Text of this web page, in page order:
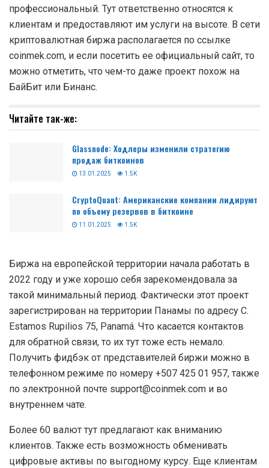
профессиональный. Тут ответственно относятся к
клиентам и предоставляют им услуги на высоте. В сети
криптовалютная биржа располагается по ссылке
coinmek.com, и если посетить ее официальный сайт, то
можно отметить, что чем-то даже проект похож на
БайБит или Бинанс.
Читайте так-же:
Glassnode: Ходлеры изменили стратегию
продаж биткоинов
13.01.2025 1.5K
CryptoQuant: Американские компании лидируют
по объему резервов в биткоине
11.01.2025 1.5K
Биржа на европейской территории начала работать в
2022 году и уже хорошо себя зарекомендовала за
такой минимальный период. Фактически этот проект
зарегистрирован на территории Панамы по адресу C.
Estamos Rupilios 75, Panamá. Что касается контактов
для обратной связи, то их тут тоже есть немало.
Получить фидбэк от представителей биржи можно в
телефонном режиме по номеру +507 425 01 957, также
по электронной почте support@coinmek.com и во
внутреннем чате.
Более 60 валют тут предлагают как вниманию
клиентов. Также есть возможность обменивать
цифровые активы по выгодному курсу. Еще клиентам